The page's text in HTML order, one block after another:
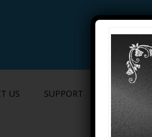
US SUPPORT PRODUCTS